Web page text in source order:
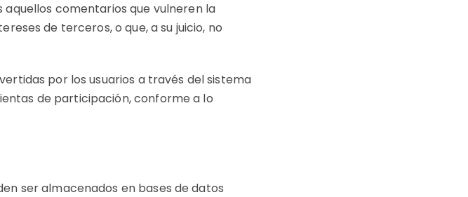
comentarios que vulneren la
de terceros, o que, a su juicio, no
por los usuarios a través del sistema
de participación, conforme a lo
ser almacenados en bases de datos